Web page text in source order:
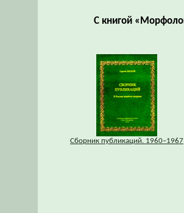
С книгой
Сборник публикаций. 1960–1967